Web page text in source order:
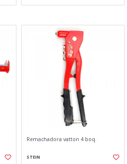
Remachadora vatton 4 boq.
STEIN